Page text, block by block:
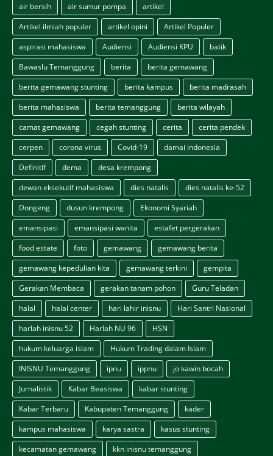
air bersih air sumur pompa
artikel
Artikel ilmiah populer
artikel opini
Artikel Populer
aspirasi mahasiswa
Audiensi Audiensi KPU
batik
Bawaslu Temanggung
berita
berita gemawang
berita gemawang stunting
berita kampus
berita madrasah
berita mahasiswa
berita temanggung
berita wilayah
camat gemawang
cegah stunting cerita
cerita pendek
cerpen
corona virus Covid-19
damai indonesia
Definitif
dema
desa krempong
dewan eksekutif mahasiswa
dies natalis
dies natalis ke-52
Dongeng
dusun krempong
Ekonomi Syariah
emansipasi
emansipasi wanita
estafet pergerakan
food estate
foto gemawang
gemawang berita
gemawang kepedulian kita
gemawang terkini
gempita
Gerakan Membaca
gerakan tanam pohon
Guru Teladan
halal
halal center hari lahir inisnu
Hari Santri Nasional
harlah inisnu 52
Harlah NU 96
HSN
hukum keluarga islam
Hukum Trading dalam Islam
INISNU Temanggung
ipnu ippnu
jo kawin bocah
Jurnalistik
Kabar Beasiswa
kabar stunting
Kabar Terbaru
Kabupaten Temanggung
kader
kampus mahasiswa
karya sastra
kasus stunting
kecamatan gemawang
kkn inisnu temanggung